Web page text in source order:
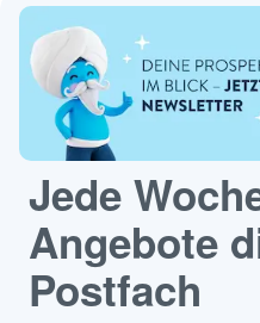
Jede
Angebote
Postfach